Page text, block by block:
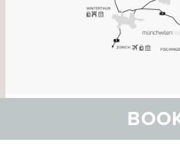
Das Hotel Münchwilen ist